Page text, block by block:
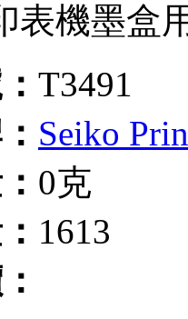
表機墨盒
T3491
Seiko
0克
1613